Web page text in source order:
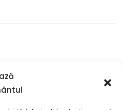
lei brut/lună
de 30 lei/ zi
de zile